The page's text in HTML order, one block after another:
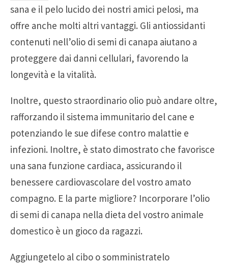
sana e il pelo lucido dei nostri amici pelosi, ma
offre anche molti altri vantaggi. Gli antiossidanti
contenuti nell’olio di semi di canapa aiutano a
proteggere dai danni cellulari, favorendo la
longevità e la vitalità.
Inoltre, questo straordinario olio può andare oltre,
rafforzando il sistema immunitario del cane e
potenziando le sue difese contro malattie e
infezioni. Inoltre, è stato dimostrato che favorisce
una sana funzione cardiaca, assicurando il
benessere cardiovascolare del vostro amato
compagno. E la parte migliore? Incorporare l’olio
di semi di canapa nella dieta del vostro animale
domestico è un gioco da ragazzi.
Aggiungetelo al cibo o somministratelo